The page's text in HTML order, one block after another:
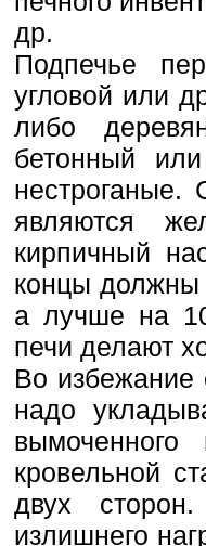
др.
Подпечье
угловой или
либо
бетонный
являются
кирпичный
концы должны
а лучше на
печи делают
Во избежание
надо
кровельной
двух
излишнего